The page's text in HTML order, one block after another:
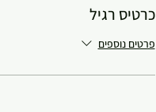
כרטיס רגיל
פרטים נוספים